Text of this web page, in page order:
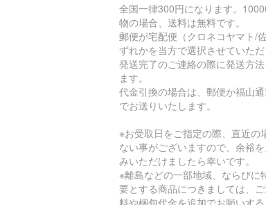
全国一律300円になります。
物の場合、送料は無料です。
郵便が宅配便（クロネコヤマト/
ずれかを当方で選択させていただ
発送完了のご連絡の際に発送方
ます。
代金引換の場合は、郵便か福山
でお送りいたします。
※お受取日をご指定の際、直近の
ない事がございますので、余裕
みいただけましたら幸いです。
※離島などの一部地域、ならびに
要とする商品につきましては、
料や梱包代金を追加でお願いす